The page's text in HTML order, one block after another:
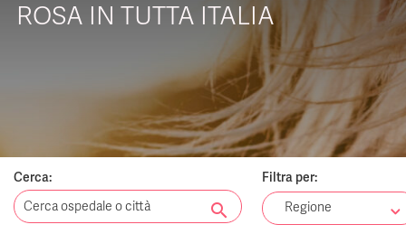
NOTIZIE
CHI SIAMO
ROSA IN TUTTA ITALIA
Cerca:
search
Filtra per:
Regione